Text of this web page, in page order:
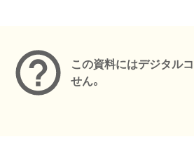
この資料にはデジタル
せん。